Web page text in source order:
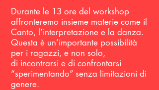
Durante le 13 ore del workshop
affronteremo insieme materie come il
Canto, l’interpretazione e la danza.
Questa è un’importante possibilità
per i ragazzi, e non solo,
di incontrarsi e di confrontarsi
“sperimentando” senza limitazioni di
genere.